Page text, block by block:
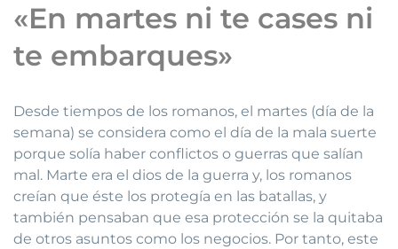
«En martes ni te cases ni
te embarques»
Desde tiempos de los romanos, el martes (día de la
semana) se considera como el día de la mala suerte
porque solía haber conflictos o guerras que salían
mal. Marte era el dios de la guerra y, los romanos
creían que éste los protegía en las batallas, y
también pensaban que esa protección se la quitaba
de otros asuntos como los negocios. Por tanto, este